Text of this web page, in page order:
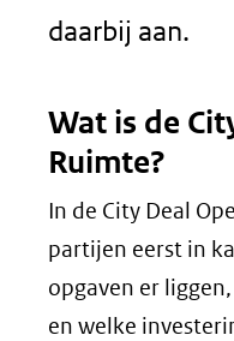
daarbij aan.
Wat is de
Ruimte?
In de City Deal
partijen eerst in
opgaven er
en welke